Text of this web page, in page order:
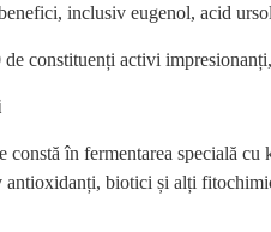
inclusiv eugenol, acid
constituenți activi
constă în fermentarea specială
biotici și alți